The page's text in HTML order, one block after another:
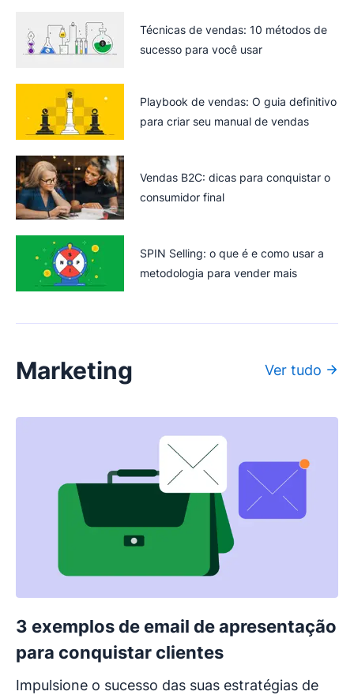
Técnicas de vendas: 10 métodos de
sucesso para você usar
Playbook de vendas: O guia definitivo
para criar seu manual de vendas
Vendas B2C: dicas para conquistar o
consumidor final
SPIN Selling: o que é e como usar a
metodologia para vender mais
Marketing Ver tudo
3 exemplos de email de apresentação
para conquistar clientes
Impulsione o sucesso das suas estratégias de